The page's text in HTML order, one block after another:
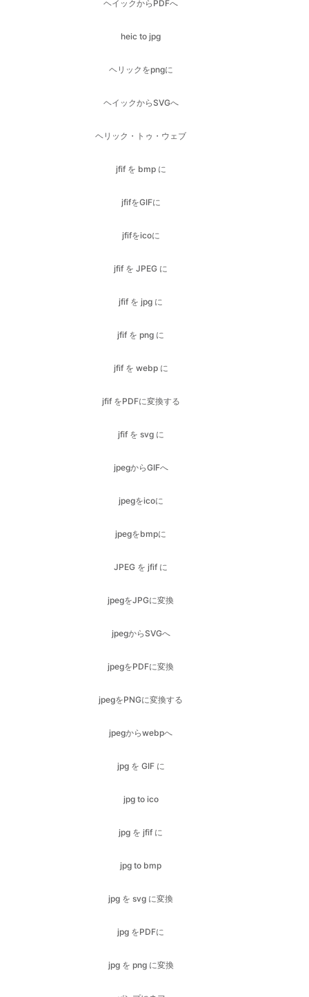
ヘリックをpngに
ヘイックからSVGへ
ヘリック・トゥ・ウェブ
jfif を bmp に
jfifをGIFに
jfifをicoに
jfif を JPEG に
jfif を jpg に
jfif を png に
jfif を webp に
jfif をPDFに変換する
jfif を svg に
jpegからGIFへ
jpegをicoに
jpegをbmpに
JPEG を jfif に
jpegをJPGに変換
jpegからSVGへ
jpegをPDFに変換
jpegをPNGに変換する
jpegからwebpへ
jpg を GIF に
jpg to ico
jpg を jfif に
jpg to bmp
jpg を svg に変換
jpg をPDFに
jpg を png に変換
バンプにネフ
nef to GIF